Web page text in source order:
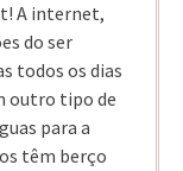
A internet,
do ser
todos os dias
outro tipo de
para a
têm berço